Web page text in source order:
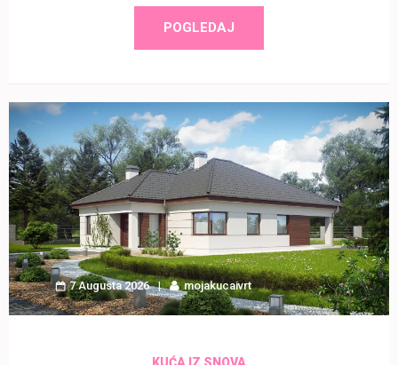
POGLEDAJ
7 Augusta 2026 mojakucaivrt